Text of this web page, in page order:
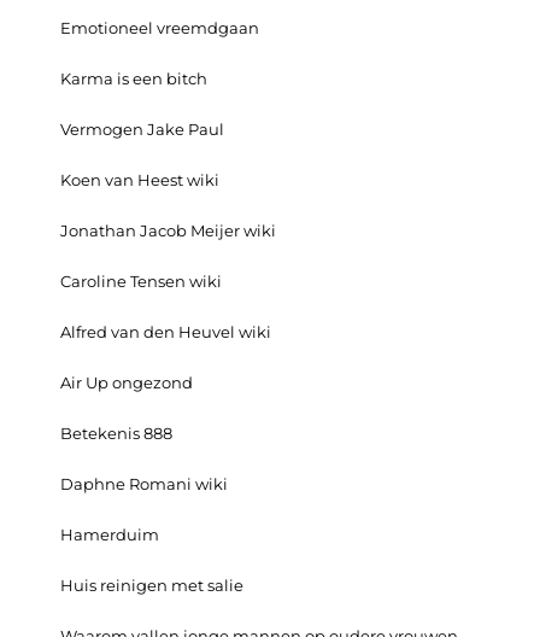
Emotioneel vreemdgaan
Karma is een bitch
Vermogen Jake Paul
Koen van Heest wiki
Jonathan Jacob Meijer wiki
Caroline Tensen wiki
Alfred van den Heuvel wiki
Air Up ongezond
Betekenis 888
Daphne Romani wiki
Hamerduim
Huis reinigen met salie